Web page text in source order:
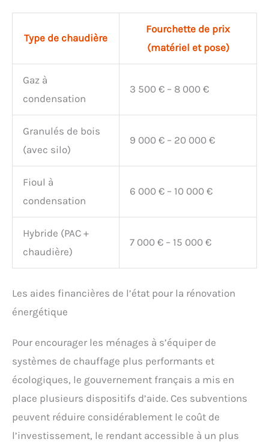
Type de chaudière
Fourchette de prix
(matériel et pose)
Gaz à
condensation
3 500 € – 8 000 €
Granulés de bois
(avec silo)
9 000 € – 20 000 €
Fioul à
condensation
6 000 € – 10 000 €
Hybride (PAC +
chaudière)
7 000 € – 15 000 €
Les aides financières de l’état pour la rénovation
énergétique
Pour encourager les ménages à s’équiper de
systèmes de chauffage plus performants et
écologiques, le gouvernement français a mis en
place plusieurs dispositifs d’aide. Ces subventions
peuvent réduire considérablement le coût de
l’investissement, le rendant accessible à un plus